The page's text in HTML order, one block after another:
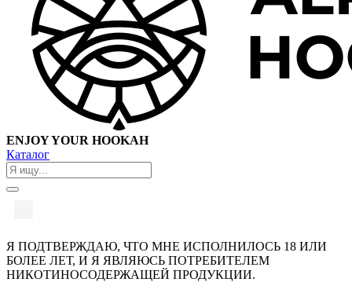
ENJOY YOUR HOOKAH
Каталог
Я ПОДТВЕРЖДАЮ, ЧТО МНЕ ИСПОЛНИЛОСЬ 18 ИЛИ
БОЛЕЕ ЛЕТ, И Я ЯВЛЯЮСЬ ПОТРЕБИТЕЛЕМ
НИКОТИНОСОДЕРЖАЩЕЙ ПРОДУКЦИИ.